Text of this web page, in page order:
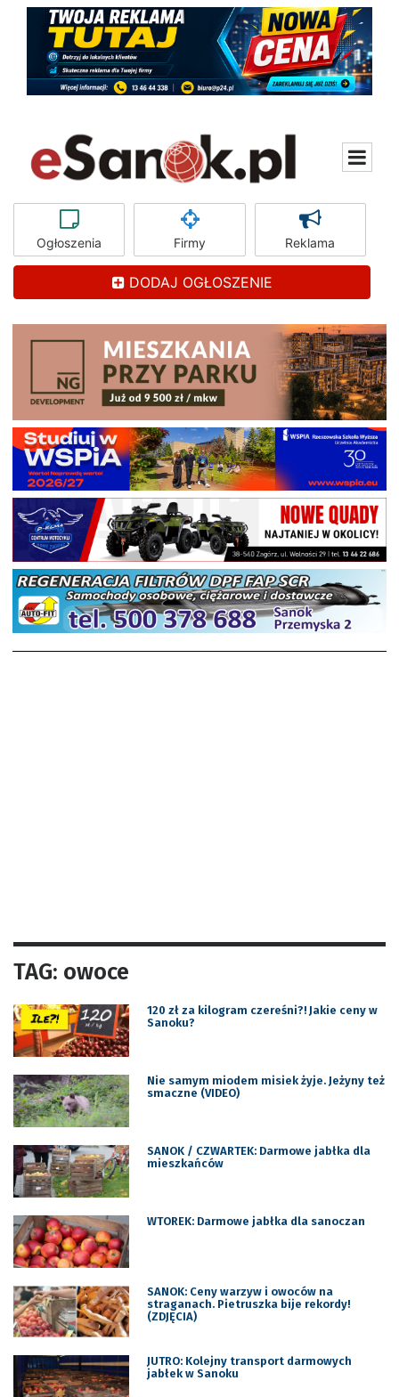
Ogłoszenia Firmy Reklama
DODAJ OGŁOSZENIE
TAG: owoce
120 zł za kilogram czereśni?! Jakie ceny w
Sanoku?
Nie samym miodem misiek żyje. Jeżyny też
smaczne (VIDEO)
SANOK / CZWARTEK: Darmowe jabłka dla
mieszkańców
WTOREK: Darmowe jabłka dla sanoczan
SANOK: Ceny warzyw i owoców na
straganach. Pietruszka bije rekordy!
(ZDJĘCIA)
JUTRO: Kolejny transport darmowych
jabłek w Sanoku